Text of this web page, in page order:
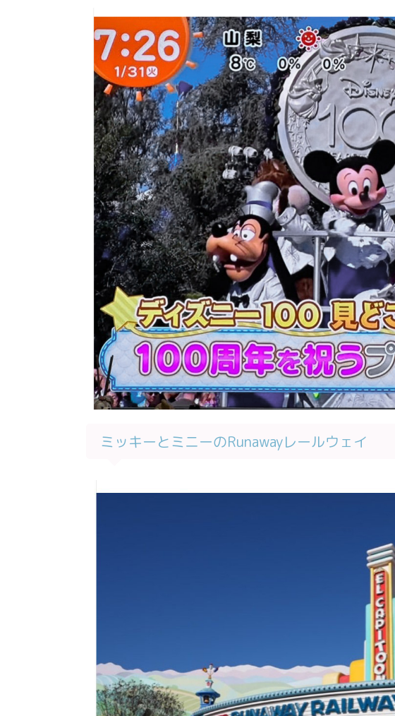
ミッキーとミニーのRunawayレールウェイ